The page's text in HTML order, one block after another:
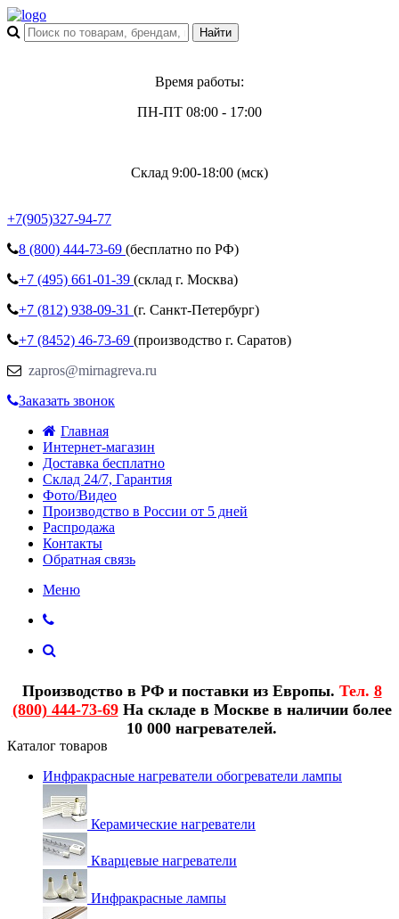
Время работы:
ПН-ПТ 08:00 - 17:00
Склад 9:00-18:00 (мск)
+7(905)327-94-77
8 (800) 444-73-69 (бесплатно по РФ)
+7 (495) 661-01-39 (склад г. Москва)
+7 (812) 938-09-31 (г. Санкт-Петербург)
+7 (8452) 46-73-69 (производство г. Саратов)
zapros@mirnagreva.ru
Заказать звонок
Главная
Интернет-магазин
Доставка бесплатно
Склад 24/7, Гарантия
Фото/Видео
Производство в России от 5 дней
Распродажа
Контакты
Обратная связь
Меню
Производство в РФ и поставки из Европы. Тел. 8
(800) 444-73-69На складе в Москве в наличии более
10 000 нагревателей.
Каталог товаров
Инфракрасные нагреватели обогреватели лампы
Керамические нагреватели
Кварцевые нагреватели
Инфракрасные лампы